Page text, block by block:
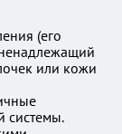
(его
или кожи
системы.